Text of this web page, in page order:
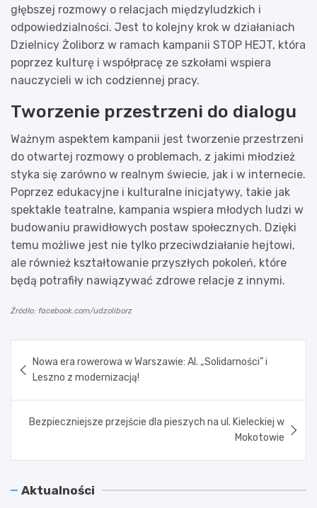
głębszej rozmowy o relacjach międzyludzkich i
odpowiedzialności. Jest to kolejny krok w działaniach
Dzielnicy Żoliborz w ramach kampanii STOP HEJT, która
poprzez kulturę i współpracę ze szkołami wspiera
nauczycieli w ich codziennej pracy.
Tworzenie przestrzeni do dialogu
Ważnym aspektem kampanii jest tworzenie przestrzeni
do otwartej rozmowy o problemach, z jakimi młodzież
styka się zarówno w realnym świecie, jak i w internecie.
Poprzez edukacyjne i kulturalne inicjatywy, takie jak
spektakle teatralne, kampania wspiera młodych ludzi w
budowaniu prawidłowych postaw społecznych. Dzięki
temu możliwe jest nie tylko przeciwdziałanie hejtowi,
ale również kształtowanie przyszłych pokoleń, które
będą potrafiły nawiązywać zdrowe relacje z innymi.
Źródło: facebook.com/udzoliborz
wpisu
Nowa era rowerowa w Warszawie: Al. „Solidarności” i
Leszno z modernizacją!
Bezpieczniejsze przejście dla pieszych na ul. Kieleckiej w
Mokotowie
Aktualności